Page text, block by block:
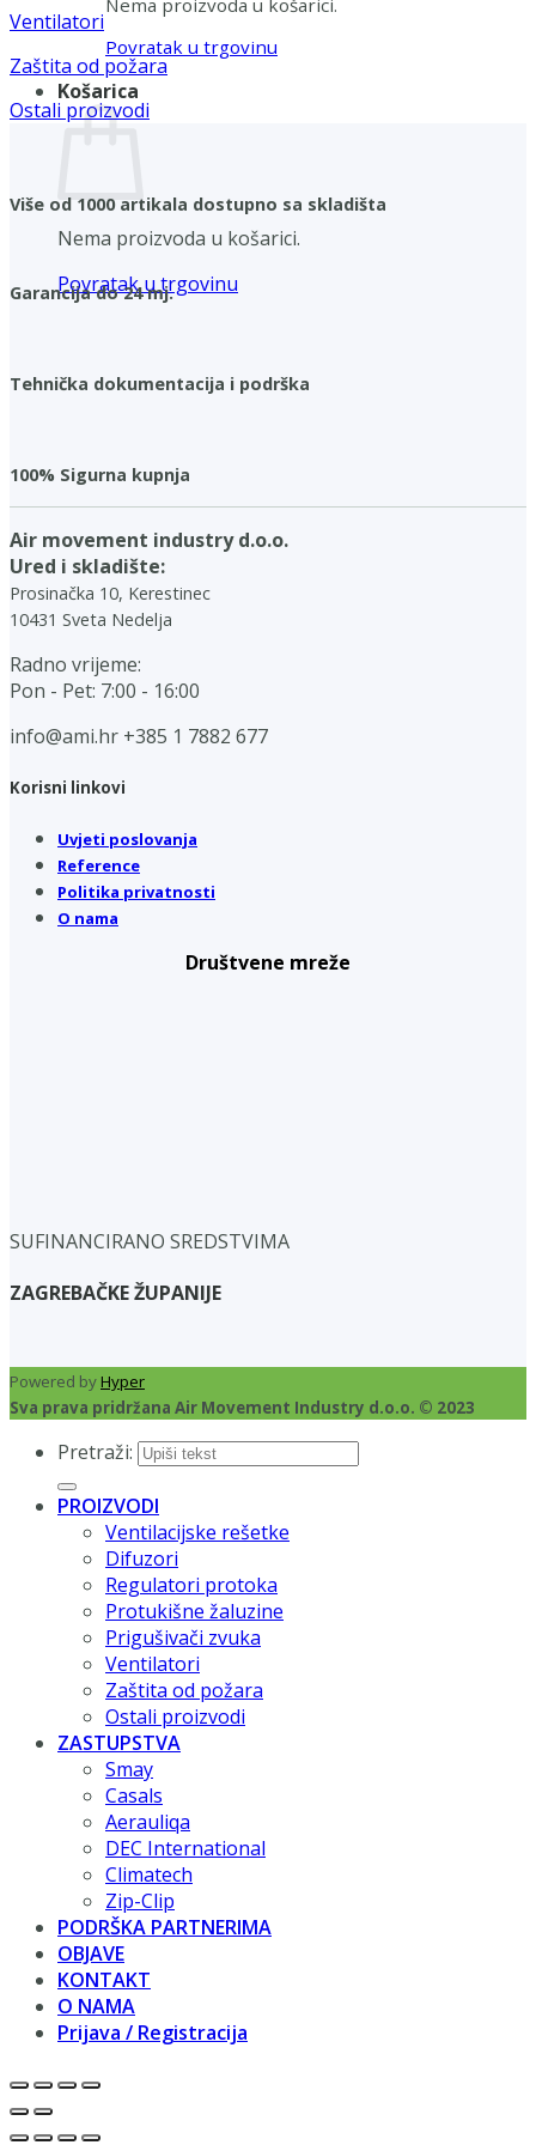
Nema proizvoda u košarici.
Povratak u trgovinu
Košarica
Nema proizvoda u košarici.
Povratak u trgovinu
Ventilatori
Zaštita od požara
Ostali proizvodi
Više od 1000 artikala dostupno sa skladišta
Garancija do 24 mj.
Tehnička dokumentacija i podrška
100% Sigurna kupnja
Air movement industry d.o.o.
Ured i skladište:
Prosinačka 10, Kerestinec
10431 Sveta Nedelja
Radno vrijeme:
Pon - Pet: 7:00 - 16:00
info@ami.hr +385 1 7882 677
Korisni linkovi
Uvjeti poslovanja
Reference
Politika privatnosti
O nama
Društvene mreže
SUFINANCIRANO SREDSTVIMA
ZAGREBAČKE ŽUPANIJE
Powered byHyper
Sva prava pridržana Air Movement Industry d.o.o. © 2023
Pretraži:
PROIZVODI
Ventilacijske rešetke
Difuzori
Regulatori protoka
Protukišne žaluzine
Prigušivači zvuka
Ventilatori
Zaštita od požara
Ostali proizvodi
ZASTUPSTVA
Smay
Casals
Aerauliqa
DEC International
Climatech
Zip-Clip
PODRŠKA PARTNERIMA
OBJAVE
KONTAKT
O NAMA
Prijava / Registracija